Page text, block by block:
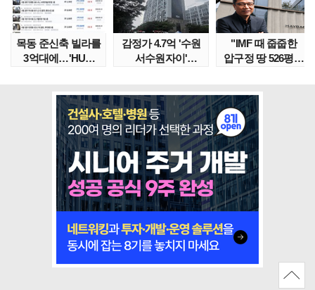
목동 준신축 빌라를
3억대에…'HUG
감정가 4.7억 '수원
서수원자이'
"IMF 때 줍줍한
압구정 땅 526평의